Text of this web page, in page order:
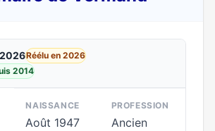
Réélu en 2026
2014
NAISSANCE
Août 1947
PROFESSION
Ancien